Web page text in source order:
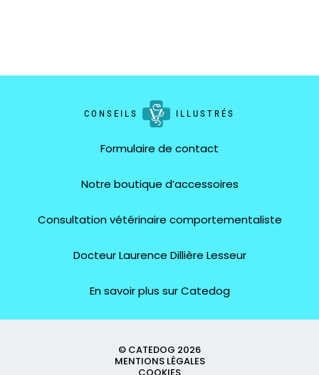
CONSEILS ILLUSTRÉS
Formulaire de contact
Notre boutique d’accessoires
Consultation vétérinaire comportementaliste
Docteur Laurence Dillière Lesseur
En savoir plus sur Catedog
© CATEDOG 2026
MENTIONS LÉGALES